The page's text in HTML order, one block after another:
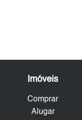
Imóveis
Comprar
Alugar